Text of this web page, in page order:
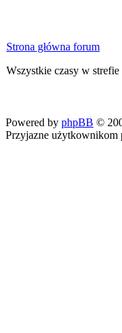
Strona główna forum
Wszystkie czasy w
Powered by phpBB ©
Przyjazne użytkownikom